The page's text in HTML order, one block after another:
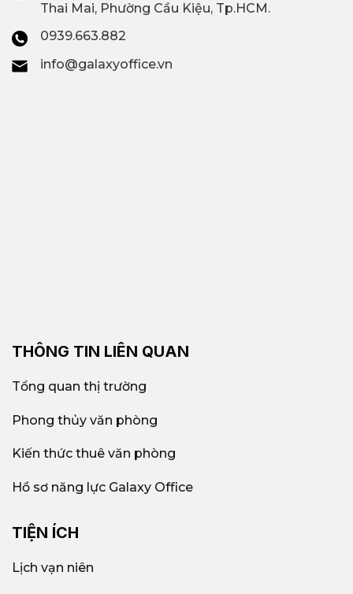
Thai Mai, Phường Cầu Kiệu, Tp.HCM.
0939.663.882
info@galaxyoffice.vn
THÔNG TIN LIÊN QUAN
Tổng quan thị trường
Phong thủy văn phòng
Kiến thức thuê văn phòng
Hồ sơ năng lực Galaxy Office
TIỆN ÍCH
Lịch vạn niên